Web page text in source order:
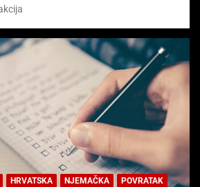
HRVATSKA NJEMAČKA
POVRATAK